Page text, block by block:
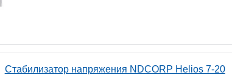
Стабилизатор напряжения NDCORP Helios 7-20